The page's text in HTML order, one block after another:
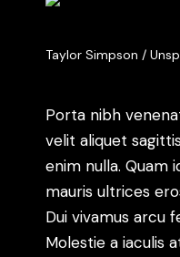
Taylor Simpson /
Porta nibh
velit aliquet
enim nulla. Quam
mauris ultrices
Dui vivamus arcu
Molestie a iaculis